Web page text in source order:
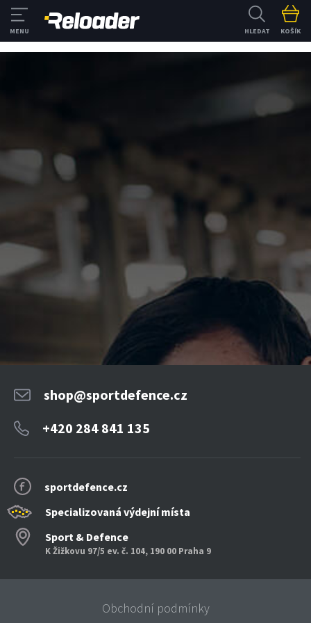
HLEDAT KOŠÍK
sportdefence.cz
Specializovaná výdejní místa
Sport & Defence
K Žižkovu 97/5 ev. č. 104, 190 00 Praha 9
shop@sportdefence.cz
+420 284 841 135
Obchodní podmínky